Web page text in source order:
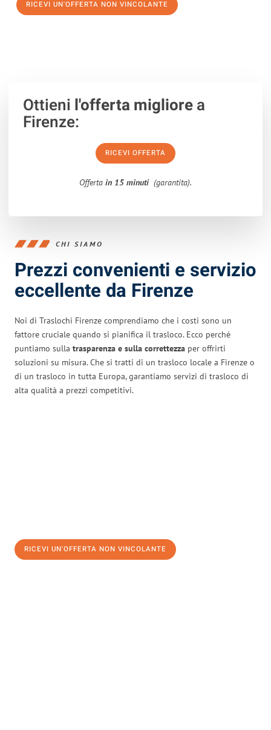
RICEVI UN'OFFERTA NON VINCOLANTE
Ottieni l'offerta migliorea
Firenze:
RICEVI OFFERTA
Offerta in 15 minuti (garantita).
CHI SIAMO
Prezzi convenienti e servizio
eccellente da Firenze
Noi di Traslochi Firenze comprendiamo che i costi sono un
fattore cruciale quando si pianifica il trasloco. Ecco perché
puntiamo sulla trasparenza e sulla correttezza per offrirti
soluzioni su misura. Che si tratti di un trasloco locale a Firenze o
di un trasloco in tutta Europa, garantiamo servizi di trasloco di
alta qualità a prezzi competitivi.
RICEVI UN'OFFERTA NON VINCOLANTE